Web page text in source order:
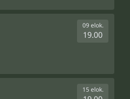
09 elok.
19.00
15 elok.